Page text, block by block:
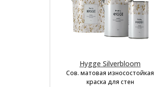
Hygge Silverbloom
Сов. матовая износостойкая
краска для стен